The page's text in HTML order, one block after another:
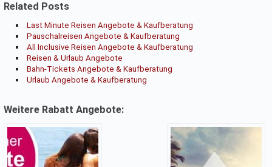
Related Posts
Last Minute Reisen Angebote & Kaufberatung
Pauschalreisen Angebote & Kaufberatung
All Inclusive Reisen Angebote & Kaufberatung
Reisen & Urlaub Angebote
Bahn-Tickets Angebote & Kaufberatung
Urlaub Angebote & Kaufberatung
Weitere Rabatt Angebote: